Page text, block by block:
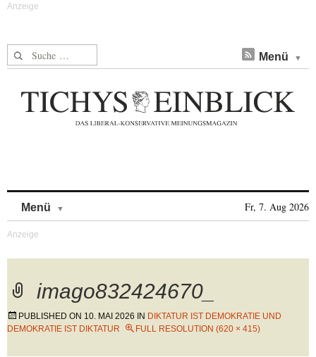
Suche nach: Menü
Menü Fr, 7. Aug 2026
imago832424670_
PUBLISHED ON 10. MAI 2026 IN DIKTATUR IST DEMOKRATIE UND
DEMOKRATIE IST DIKTATUR
FULL RESOLUTION (620 × 415)